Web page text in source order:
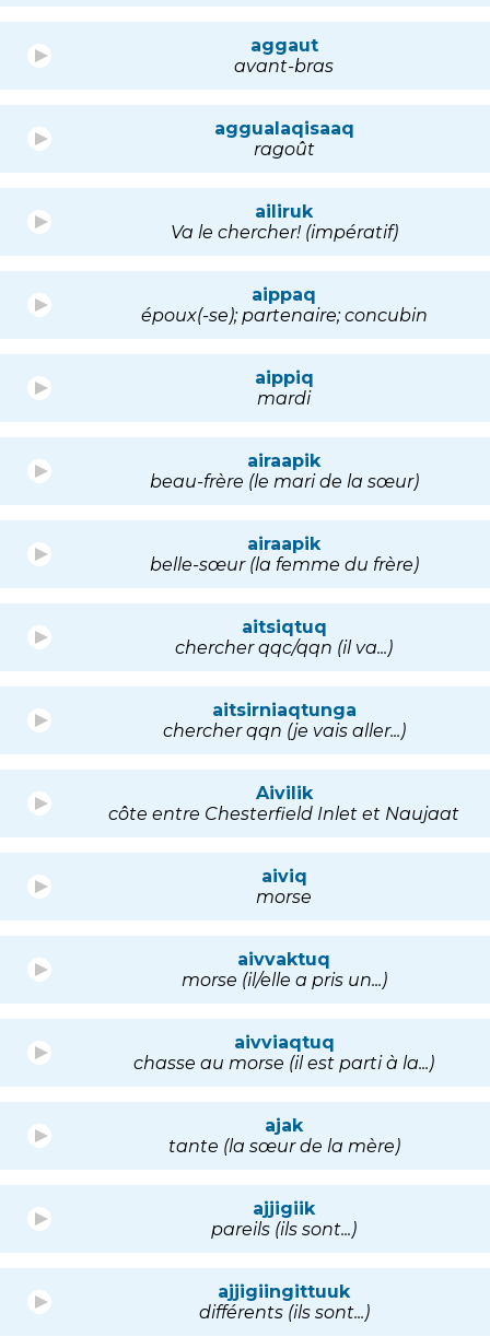
aggaut
avant-bras
aggualaqisaaq
ragoût
ailiruk
Va le chercher! (impératif)
aippaq
époux(-se); partenaire; concubin
aippiq
mardi
airaapik
beau-frère (le mari de la sœur)
airaapik
belle-sœur (la femme du frère)
aitsiqtuq
chercher qqc/qqn (il va...)
aitsirniaqtunga
chercher qqn (je vais aller...)
Aivilik
côte entre Chesterfield Inlet et Naujaat
aiviq
morse
aivvaktuq
morse (il/elle a pris un...)
aivviaqtuq
chasse au morse (il est parti à la...)
ajak
tante (la sœur de la mère)
ajjigiik
pareils (ils sont...)
ajjigiingittuuk
différents (ils sont...)